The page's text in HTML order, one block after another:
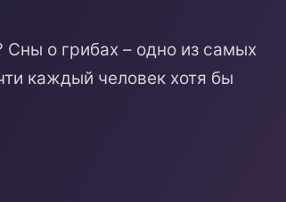
Сны о грибах – одно из самых
каждый человек хотя бы